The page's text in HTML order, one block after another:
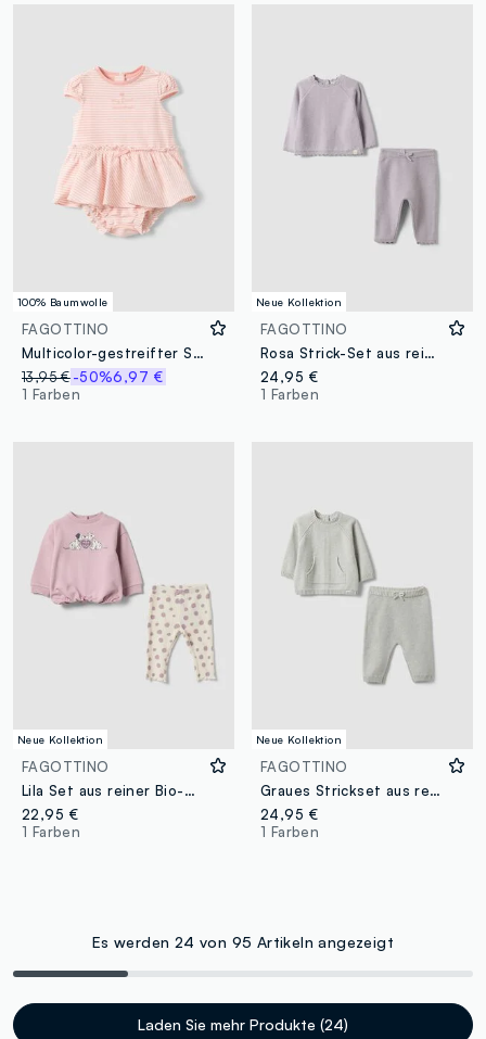
100% Baumwolle
FAGOTTINO
Multicolor-gestreifter Strampler aus reiner Baumwolle mit Stickerei für Baby Mädchen
13,95 €-50%6,97 €
1 Farben
Neue Kollektion
FAGOTTINO
Rosa Strick-Set aus reiner Bio-Baumwolle für Baby-Mädchen
24,95 €
1 Farben
Neue Kollektion
FAGOTTINO
Lila Set aus reiner Bio-Baumwolle mit 101 Dalmatiner-Print für Baby-Mädchen
22,95 €
1 Farben
Neue Kollektion
FAGOTTINO
Graues Strickset aus reiner Bio-Baumwolle für Babys
24,95 €
1 Farben
Es werden 24 von 95 Artikeln angezeigt
Laden Sie mehr Produkte (24)